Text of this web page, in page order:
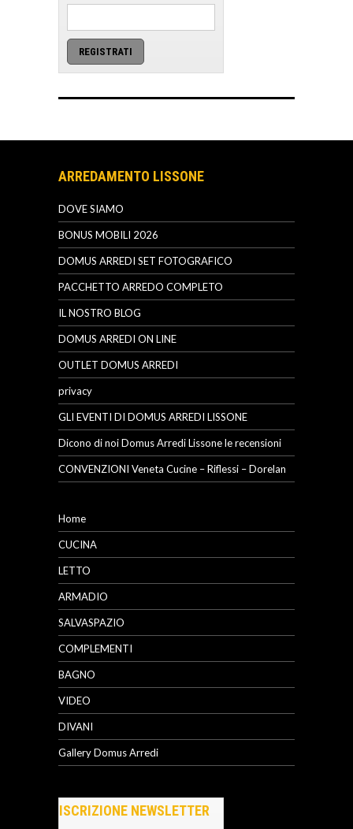
ARREDAMENTO LISSONE
DOVE SIAMO
BONUS MOBILI 2026
DOMUS ARREDI SET FOTOGRAFICO
PACCHETTO ARREDO COMPLETO
IL NOSTRO BLOG
DOMUS ARREDI ON LINE
OUTLET DOMUS ARREDI
privacy
GLI EVENTI DI DOMUS ARREDI LISSONE
Dicono di noi Domus Arredi Lissone le recensioni
CONVENZIONI Veneta Cucine – Riflessi – Dorelan
Home
CUCINA
LETTO
ARMADIO
SALVASPAZIO
COMPLEMENTI
BAGNO
VIDEO
DIVANI
Gallery Domus Arredi
ISCRIZIONE NEWSLETTER